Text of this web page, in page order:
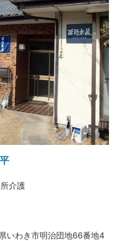
介護
わき市明治団地66番地4